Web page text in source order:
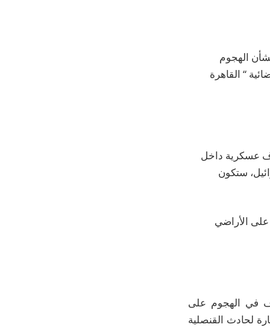
الهجوم
“ القاهرة
عسكرية داخل
ستكون
الأراضي
في الهجوم على
لحادث القنصلية